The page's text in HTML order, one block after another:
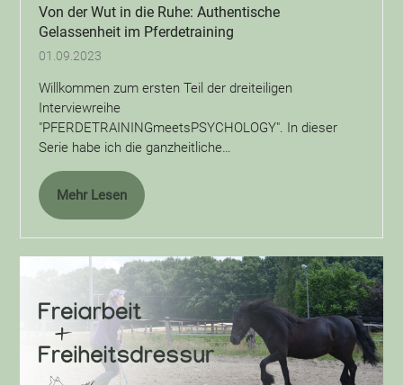
Von der Wut in die Ruhe: Authentische
Gelassenheit im Pferdetraining
01.09.2023
Willkommen zum ersten Teil der dreiteiligen
Interviewreihe
"PFERDETRAININGmeetsPSYCHOLOGY". In dieser
Serie habe ich die ganzheitliche…
Mehr Lesen